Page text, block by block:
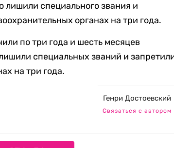
лишили специального звания и
органах на три года.
по три года и шесть месяцев
специальных званий и
на три года.
Генри Достоевский
Связаться с автором